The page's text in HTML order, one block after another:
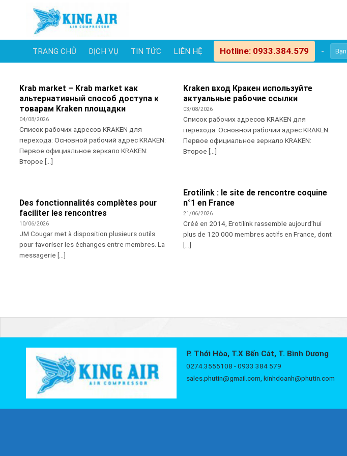
TRANG CHỦ DỊCH VỤ TIN TỨC LIÊN HỆ Hotline: 0933.384.579 -
Krab market – Krab market как
альтернативный способ доступа к
товарам Kraken площадки
04/08/2026
Список рабочих адресов KRAKEN для
перехода: Основной рабочий адрес KRAKEN:
Первое официальное зеркало KRAKEN:
Второе [...]
Kraken вход Кракен используйте
актуальные рабочие ссылки
03/08/2026
Список рабочих адресов KRAKEN для
перехода: Основной рабочий адрес KRAKEN:
Первое официальное зеркало KRAKEN:
Второе [...]
Erotilink : le site de rencontre coquine
n°1 en France
21/06/2026
Créé en 2014, Erotilink rassemble aujourd’hui
plus de 120 000 membres actifs en France, dont
[...]
Des fonctionnalités complètes pour
faciliter les rencontres
10/06/2026
JM Cougar met à disposition plusieurs outils
pour favoriser les échanges entre membres. La
messagerie [...]
P. Thới Hòa, T.X Bến Cát, T. Bình Dương
0274.3555108 - 0933 384 579
sales.phutin@gmail.com, kinhdoanh@phutin.com